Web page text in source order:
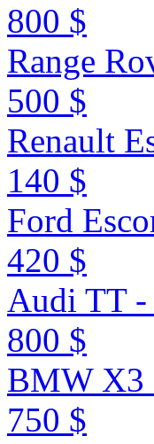
800 $
Range
500 $
Renault
140 $
Ford
420 $
Audi TT -
800 $
BMW X3
750 $